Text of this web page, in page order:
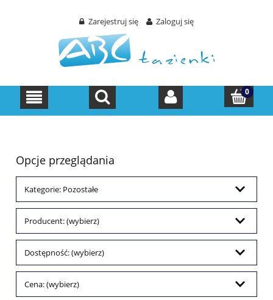
Zarejestruj się Zaloguj się
Opcje przeglądania
Kategorie: Pozostałe
Producent: (wybierz)
Dostępność: (wybierz)
Cena: (wybierz)